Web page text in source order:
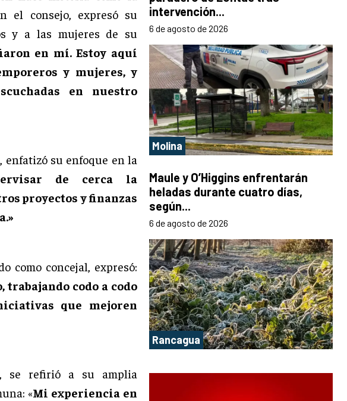
el consejo, expresó su
y a las mujeres de su
en mí. Estoy aquí
y mujeres, y
en nuestro
enfatizó su enfoque en la
de cerca la
proyectos y finanzas
como concejal, expresó:
codo a codo
que mejoren
se refirió a su amplia
«Mi experiencia en
intervención...
6 de agosto de 2026
Molina
Maule y O’Higgins enfrentarán
heladas durante cuatro días,
según...
6 de agosto de 2026
Rancagua